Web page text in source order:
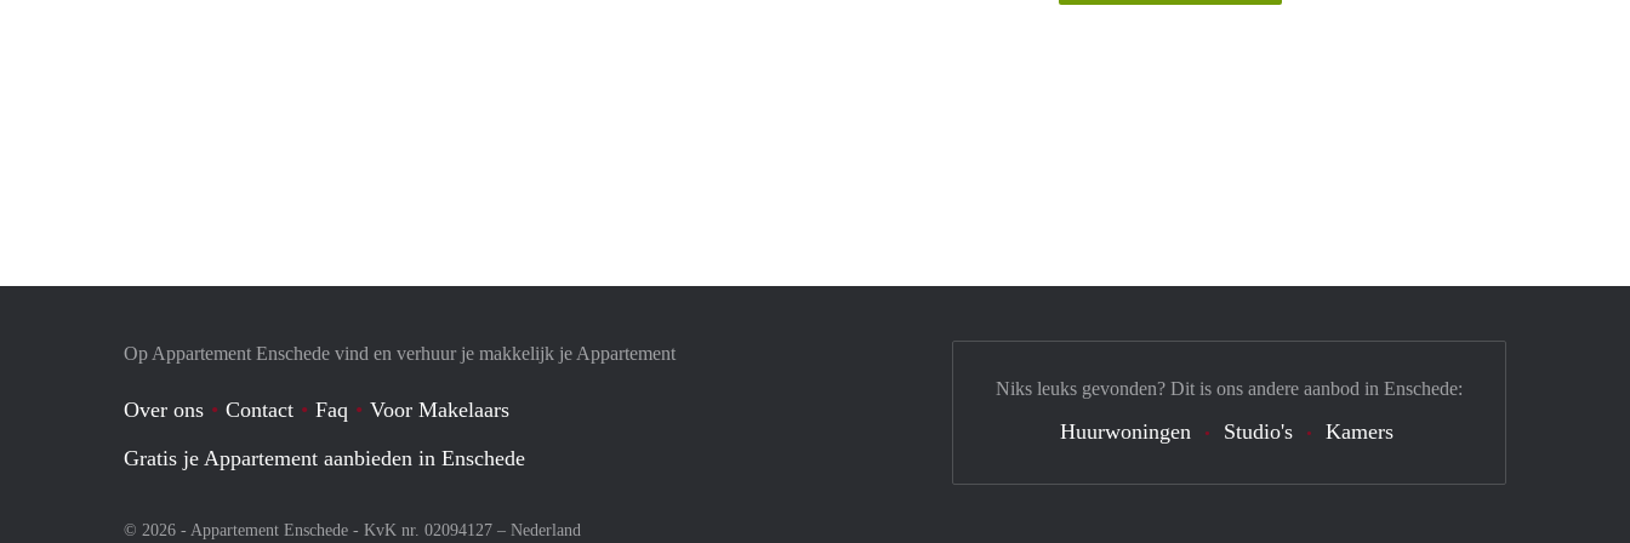
Op Appartement Enschede vind en verhuur je makkelijk je Appartement
Over ons Contact Faq
Voor Makelaars
Gratis je Appartement aanbieden in Enschede
© 2026 - Appartement Enschede - KvK nr. 02094127 – Nederland
Niks leuks gevonden? Dit is ons andere aanbod in Enschede:
Huurwoningen Studio's Kamers